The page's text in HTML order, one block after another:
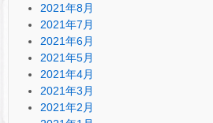
2021年8月
2021年7月
2021年6月
2021年5月
2021年4月
2021年3月
2021年2月